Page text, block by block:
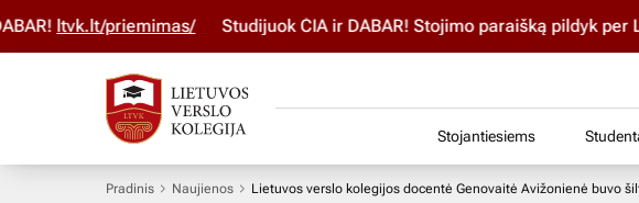
ltvk.lt/priemimas/ Studijuok ČIA ir DABAR! Stojimo paraišką pildyk per
Stojantiesiems
Pradinis Naujienos Lietuvos verslo kolegijos docentė Genovaitė Avižonienė buvo